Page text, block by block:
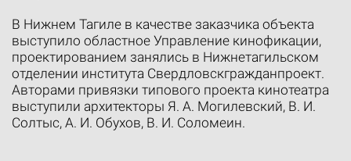
В Нижнем Тагиле в качестве заказчика объекта
выступило областное Управление кинофикации,
проектированием занялись в Нижнетагильском
отделении института Свердловскгражданпроект.
Авторами привязки типового проекта кинотеатра
выступили архитекторы Я. А. Могилевский, В. И.
Солтыс, А. И. Обухов, В. И. Соломеин.